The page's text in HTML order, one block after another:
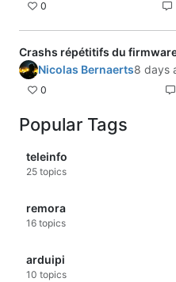
Ensuite, ca a l'air de
de l'ESP8266 (sur un
pas bien grave...)
Voilà voilà,
0
Crashs répétitifs du
Nicolas Bernaerts8 days
0
Popular Tags
teleinfo
25 topics
remora
16 topics
arduipi
10 topics